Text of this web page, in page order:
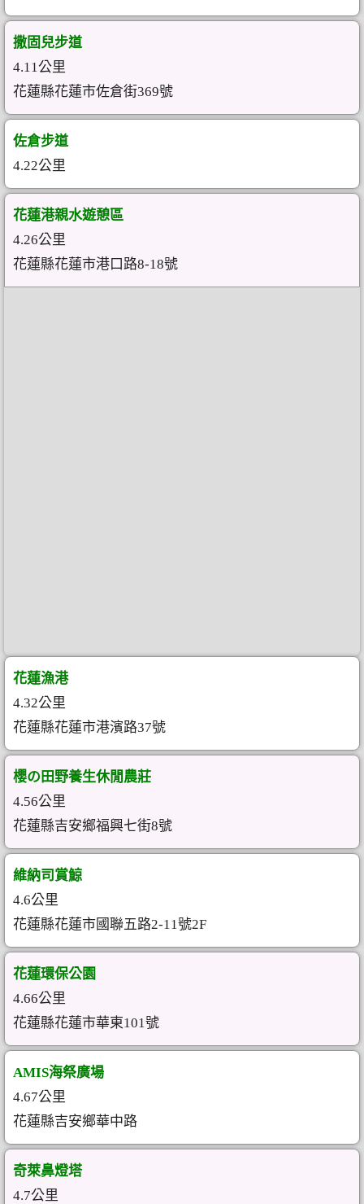
撒固兒步道
4.11公里
花蓮縣花蓮市佐倉街369號
佐倉步道
4.22公里
花蓮港親水遊憩區
4.26公里
花蓮縣花蓮市港口路8-18號
花蓮漁港
4.32公里
花蓮縣花蓮市港濱路37號
櫻の田野養生休閒農莊
4.56公里
花蓮縣吉安鄉福興七街8號
維納司賞鯨
4.6公里
花蓮縣花蓮市國聯五路2-11號2F
花蓮環保公園
4.66公里
花蓮縣花蓮市華東101號
AMIS海祭廣場
4.67公里
花蓮縣吉安鄉華中路
奇萊鼻燈塔
4.7公里